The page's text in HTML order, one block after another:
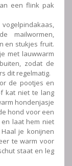
een flink pak
mailwormen,
en stukjes fruit.
met lauwwarm
zodat de
dit regelmatig.
de pootjes en
kat niet te lang
hondenjasje
hond voor een
laat hem niet
je konijnen
te warm voor
staat en leg